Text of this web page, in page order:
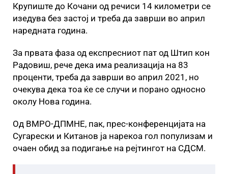
Крупиште до Кочани од речиси 14 километри се
изедува без застој и треба да заврши во април
наредната година.
За првата фаза од експресниот пат од Штип кон
Радовиш, рече дека има реализација на 83
проценти, треба да заврши во април 2021, но
очекува дека тоа ќе се случи и порано односно
околу Нова година.
Од ВМРО-ДПМНЕ, пак, прес-конференцијата на
Сугарески и Китанов ја нарекоа гол популизам и
очаен обид за подигање на рејтингот на СДСМ.